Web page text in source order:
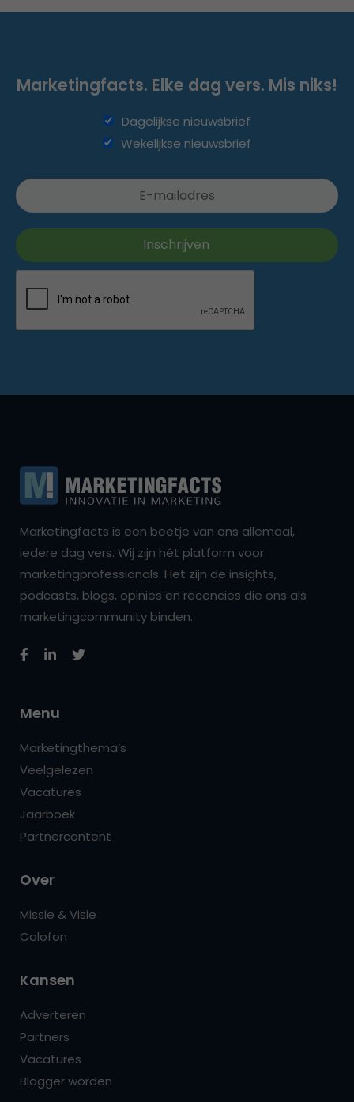
Marketingfacts. Elke dag vers. Mis niks!
Dagelijkse nieuwsbrief
Wekelijkse nieuwsbrief
Marketingfacts is een beetje van ons allemaal,
iedere dag vers. Wij zijn hét platform voor
marketingprofessionals. Het zijn de insights,
podcasts, blogs, opinies en recencies die ons als
marketingcommunity binden.
Menu
Marketingthema’s
Veelgelezen
Vacatures
Jaarboek
Partnercontent
Over
Missie & Visie
Colofon
Kansen
Adverteren
Partners
Vacatures
Blogger worden